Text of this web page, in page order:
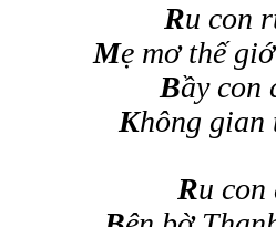
Ru con
Mẹ mơ thế
Bầy con
Không gian
Ru con